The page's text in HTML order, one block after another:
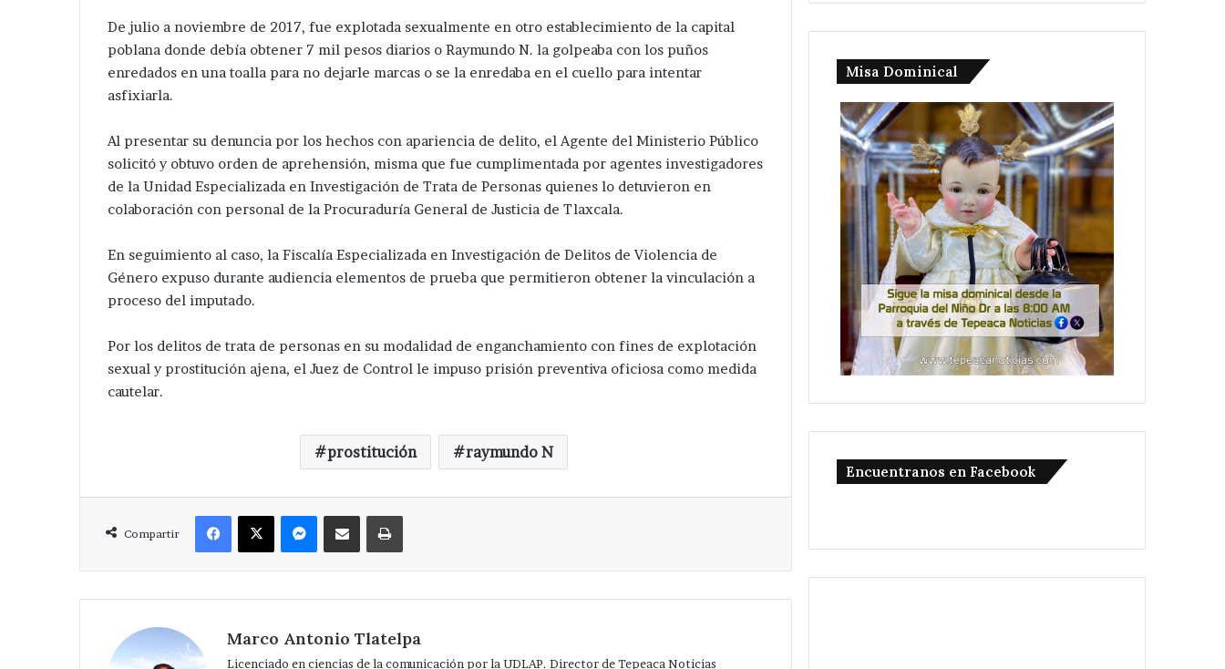
De julio a noviembre de 2017, fue explotada sexualmente en otro establecimiento de la capital
poblana donde debía obtener 7 mil pesos diarios o Raymundo N. la golpeaba con los puños
enredados en una toalla para no dejarle marcas o se la enredaba en el cuello para intentar
asfixiarla.
Al presentar su denuncia por los hechos con apariencia de delito, el Agente del Ministerio Público
solicitó y obtuvo orden de aprehensión, misma que fue cumplimentada por agentes investigadores
de la Unidad Especializada en Investigación de Trata de Personas quienes lo detuvieron en
colaboración con personal de la Procuraduría General de Justicia de Tlaxcala.
En seguimiento al caso, la Fiscalía Especializada en Investigación de Delitos de Violencia de
Género expuso durante audiencia elementos de prueba que permitieron obtener la vinculación a
proceso del imputado.
Por los delitos de trata de personas en su modalidad de enganchamiento con fines de explotación
sexual y prostitución ajena, el Juez de Control le impuso prisión preventiva oficiosa como medida
cautelar.
prostitución raymundo N
Compartir
Facebook
X MessengerCompartir via CorreoImprimir
Marco Antonio Tlatelpa
Licenciado en ciencias de la comunicación por la UDLAP. Director de Tepeaca Noticias
Misa Dominical
Encuentranos en Facebook